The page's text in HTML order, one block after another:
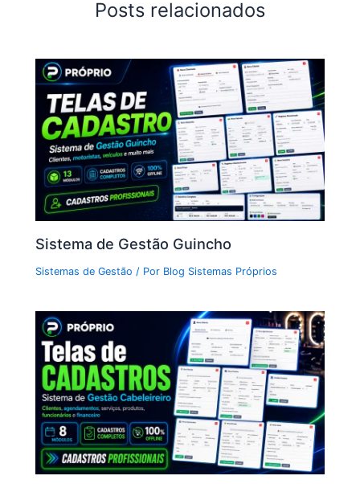
Posts relacionados
Sistema de Gestão Guincho
Sistemas de Gestão / Por Blog Sistemas Próprios